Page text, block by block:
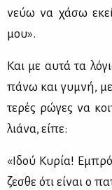
νεύω να χά­σω
μου».
Και με αυ­τά τα
πά­νω και γυ­μνή,
τε­ρές ρώ­γες να
λιά­να, εί­πε:
«Ιδού Κυ­ρία!
ζε­σθε ότι εί­ναι ο